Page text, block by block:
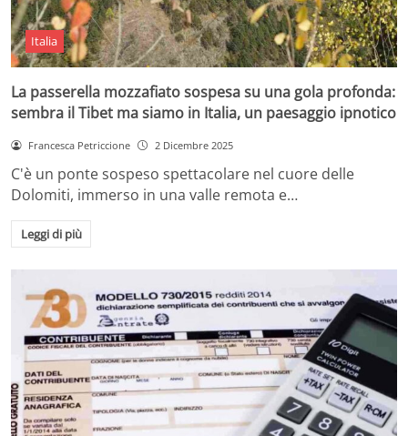
Italia
La passerella mozzafiato sospesa su una gola profonda:
sembra il Tibet ma siamo in Italia, un paesaggio ipnotico
Francesca Petriccione 2 Dicembre 2025
C'è un ponte sospeso spettacolare nel cuore delle
Dolomiti, immerso in una valle remota e…
Leggi di più